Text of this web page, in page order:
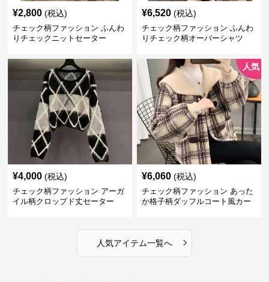
¥2,800 (税込)
チェック柄ファッション ふんわ
りチェックニットセーター
¥6,520 (税込)
チェック柄ファッション ふんわ
りチェック柄オーバーシャツ
¥4,000 (税込)
チェック柄ファッション アーガ
イル柄クロップド丈セーター
人気
¥6,060 (税込)
チェック柄ファッション あった
か格子柄ダッフルコート風カー
人気アイテム一覧へ ›